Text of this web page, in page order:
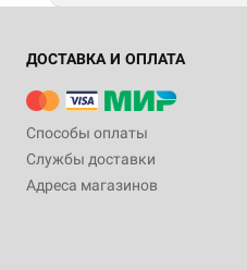
ДОСТАВКА И ОПЛАТА
Способы оплаты
Службы доставки
Адреса магазинов